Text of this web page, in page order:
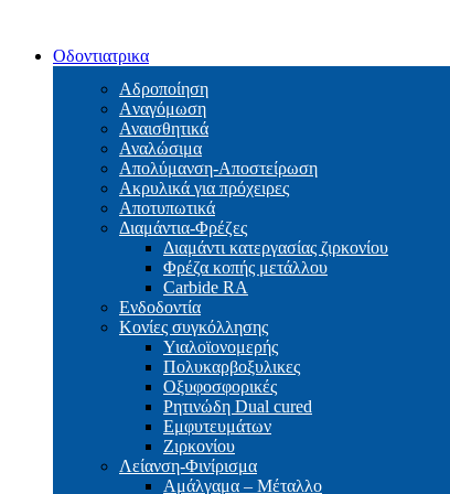
Οδοντιατρικα
Αδροποίηση
Aναγόμωση
Αναισθητικά
Αναλώσιμα
Απολύμανση-Αποστείρωση
Ακρυλικά για πρόχειρες
Αποτυπωτικά
Διαμάντια-Φρέζες
Διαμάντι κατεργασίας ζιρκονίου
Φρέζα κοπής μετάλλου
Carbide RA
Ενδοδοντία
Κονίες συγκόλλησης
Υιαλοϊονομερής
Πολυκαρβοξυλικες
Οξυφοσφορικές
Ρητινώδη Dual cured
Εμφυτευμάτων
Ζιρκονίου
Λείανση-Φινίρισμα
Αμάλγαμα – Μέταλλο